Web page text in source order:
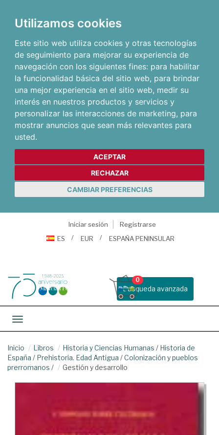
Utilizamos cookies
Este sitio web utiliza cookies y otras tecnologías
de seguimiento para mejorar su experiencia de
navegación con los siguientes fines: para habilitar
la funcionalidad básica del sitio web, para brindar
una mejor experiencia en el sitio web, medir su
interés en nuestros productos y servicios y
personalizar las interacciones de marketing, para
mostrar anuncios que sean más relevantes para
usted.
ACEPTAR
RECHAZAR
CAMBIAR PREFERENCIAS
Iniciar sesión
Registrarse
ES
EUR ESPAÑA PENINSULAR
Busqueda avanzada
0
Toggle navigation
Inicio Libros Historia y Ciencias Humanas / Historia de
España / Prehistoria. Edad Antigua /Colonización y pueblos
prerromanos / Gestión y desarrollo